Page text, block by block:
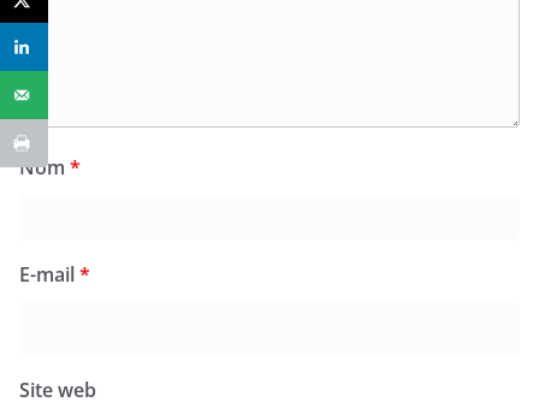
Nom *
E-mail*
Site web